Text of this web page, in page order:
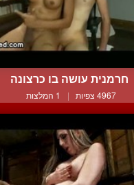
חרמנית עושה בו כרצונה
4967 צפיות | 1 המלצות